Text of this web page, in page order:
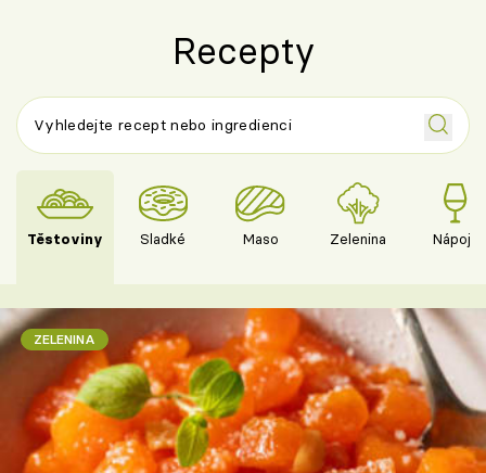
Recepty
Těstoviny Sladké Maso Zelenina Nápoje
ZELENINA